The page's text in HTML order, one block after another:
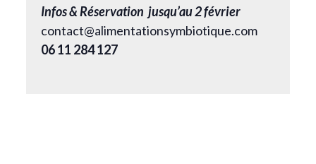
Infos & Réservation jusqu’au 2 février
contact@alimentationsymbiotique.com
06 11 284 127